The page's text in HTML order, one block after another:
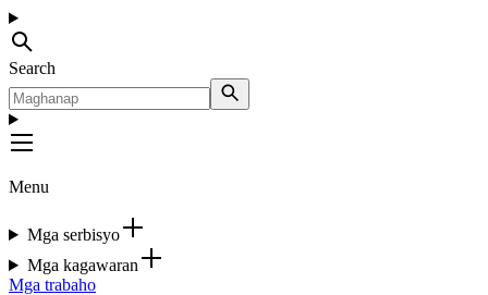
Search
Menu
Mga serbisyo
Mga kagawaran
Mga trabaho